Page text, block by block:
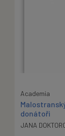
Academia
donátoři
JANA